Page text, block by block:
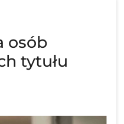
osób
tytułu